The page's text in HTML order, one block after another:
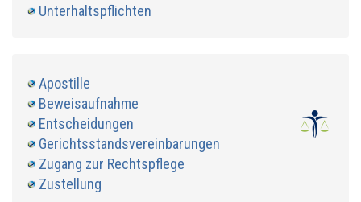
Unterhaltspflichten
Apostille
Beweisaufnahme
Entscheidungen
Gerichtsstandsvereinbarungen
Zugang zur Rechtspflege
Zustellung